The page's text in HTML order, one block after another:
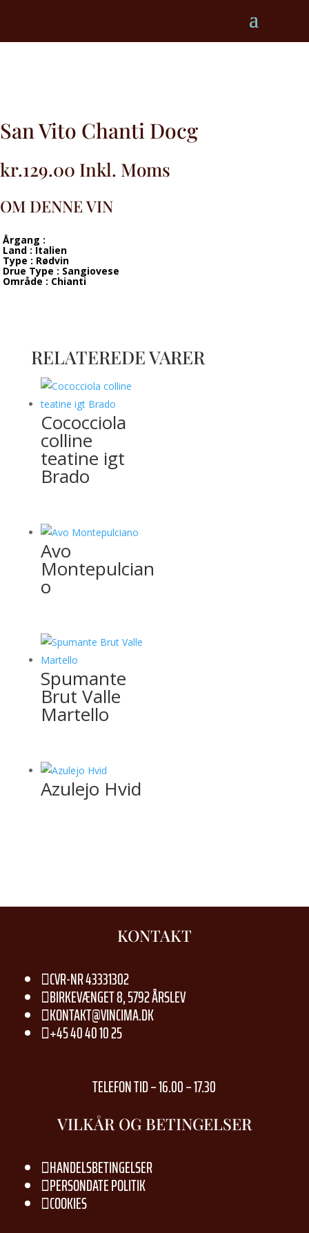
San Vito Chanti Docg
kr.129.00 Inkl. Moms
OM DENNE VIN
Årgang :
Land : Italien
Type : Rødvin
Drue Type : Sangiovese
Område : Chianti
RELATEREDE VARER
Cococciola
colline
teatine igt
Brado
Avo
Montepulcian
o
Spumante
Brut Valle
Martello
Azulejo Hvid
KONTAKT
CVR-NR 43331302
BIRKEVÆNGET 8, 5792 ÅRSLEV
KONTAKT@VINCIMA.DK
+45 40 40 10 25
TELEFON TID – 16.00 – 17.30
VILKÅR OG BETINGELSER
HANDELSBETINGELSER
PERSONDATE POLITIK
COOKIES